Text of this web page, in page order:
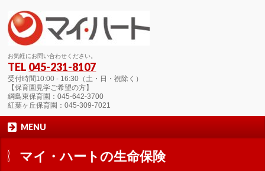
お気軽にお問い合わせください。
TEL 045-231-8107
受付時間10:00 - 16:30（土・日・祝除く）
【保育園見学ご希望の方】
綱島東保育園：045-642-3700
紅葉ヶ丘保育園：045-309-7021
MENU
マイ・ハートの生命保険